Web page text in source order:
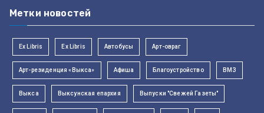
Метки новостей
Ex Libris Ex Libris Автобусы Арт-овраг
Арт-резиденция «Выкса» Афиша Благоустройство ВМЗ
Выкса Выксунская епархия Выпуски "Свежей Газеты"